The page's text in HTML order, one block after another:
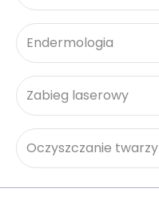
Endermologia
Zabieg laserowy
Oczyszczanie twarzy